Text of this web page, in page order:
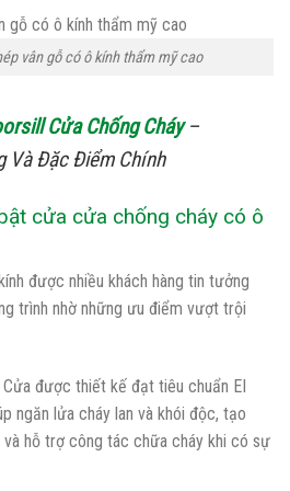
vân gỗ có ô kính thẩm mỹ cao
Cửa Chống Cháy–
Và Đặc Điểm Chính
cửa cửa chống cháy có ô
được nhiều khách hàng tin tưởng
trình nhờ những ưu điểm vượt trội
Cửa được thiết kế đạt tiêu chuẩn EI
ngăn lửa cháy lan và khói độc, tạo
hỗ trợ công tác chữa cháy khi có sự